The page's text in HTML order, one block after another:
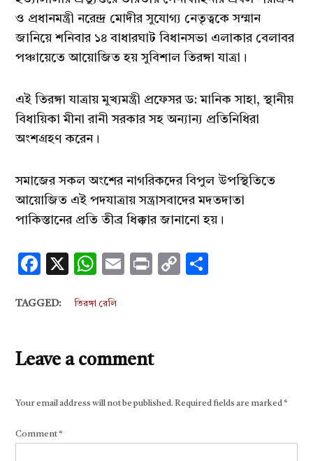
ও প্রধানমন্ত্রী নরেন্দ্র মোদীর সুযোগ্য নেতৃত্বকে সম্মান
জানিয়ে শনিবার ১৪ বাধারঘাট বিধানসভা এলাকার বেলাবর
পঞ্চায়েতে আয়োজিত হয় সুবিশাল তিরঙ্গা যাত্রা।
এই তিরঙ্গা যাত্রায় মুখ্যমন্ত্রী প্রফেসর ড: মানিক সাহা, স্থানীয়
বিধায়িকা মীনা রানী সরকার সহ অন্যান্য প্রতিনিধিরা
অংশগ্রহণ করেন।
সমাজের সকল অংশের নাগরিকদের বিপুল উপস্থিতিতে
আয়োজিত এই পদযাত্রায় সন্ত্রাসবাদের মদতদাতা
পাকিস্তানের প্রতি তীব্র ধিক্কার জানানো হয়।
Facebook
X WhatsApp
EmailPrintCopy
TAGGED: তিরঙ্গা রেলি
Leave a comment
Your email address will not be published. Required fields are marked*
Comment*